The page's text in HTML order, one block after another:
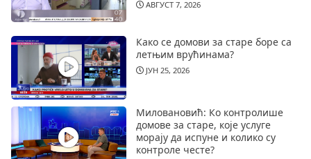
АВГУСТ 7, 2026
Како се домови за старе боре са
летњим врућинама?
ЈУН 25, 2026
Миловановић: Ко контролише
домове за старе, које услуге
морају да испуне и колико су
контроле честе?